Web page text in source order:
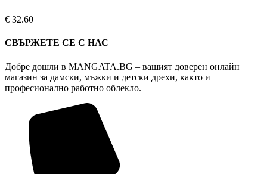
The
may
be
on
the
product
€ 32.60
СВЪРЖЕТЕ СЕ С НАС
Добре дошли в MANGATA.BG – вашият доверен онлайн
магазин за дамски, мъжки и детски дрехи, както и
професионално работно облекло.